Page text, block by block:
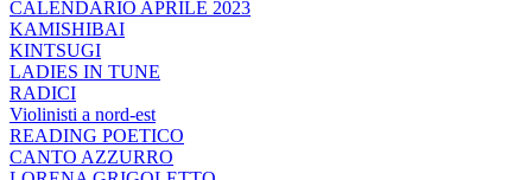
CALENDARIO APRILE 2023
KAMISHIBAI
KINTSUGI
LADIES IN TUNE
RADICI
Violinisti a nord-est
READING POETICO
CANTO AZZURRO